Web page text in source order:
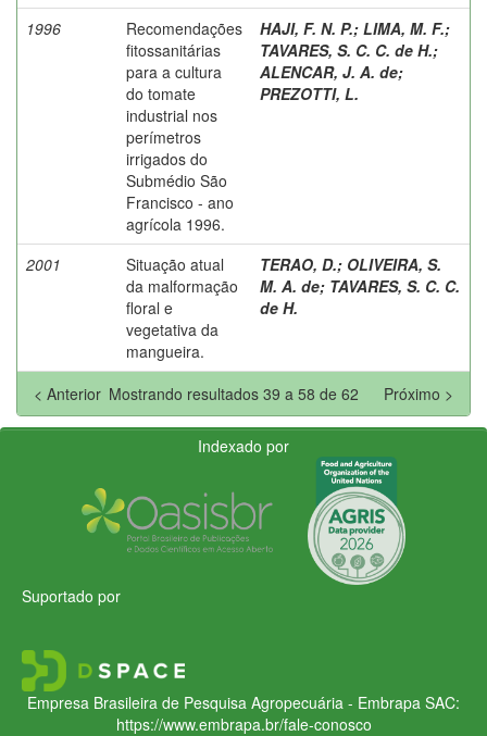
1996
Recomendações
fitossanitárias
para a cultura
do tomate
industrial nos
perímetros
irrigados do
Submédio São
Francisco - ano
agrícola 1996.
HAJI, F. N. P.; LIMA, M. F.;
TAVARES, S. C. C. de H.;
ALENCAR, J. A. de;
PREZOTTI, L.
2001
Situação atual
da malformação
floral e
vegetativa da
mangueira.
TERAO, D.; OLIVEIRA, S.
M. A. de; TAVARES, S. C. C.
de H.
Mostrando resultados 39 a 58 de 62
< Anterior Próximo >
Indexado por
Suportado por
Empresa Brasileira de Pesquisa Agropecuária - Embrapa SAC:
https://www.embrapa.br/fale-conosco